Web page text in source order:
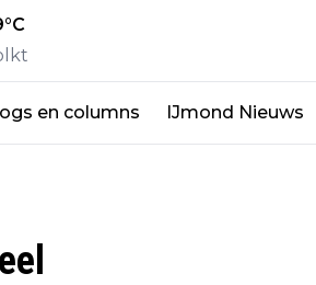
°C
en columns IJmond Nieuws